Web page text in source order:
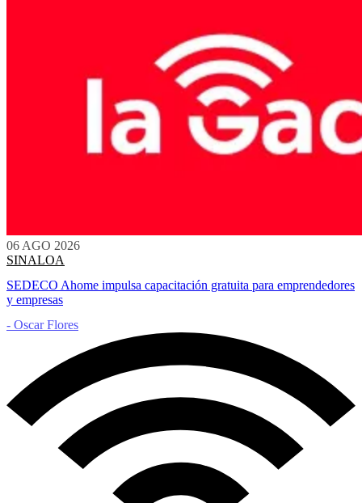
06 AGO 2026
SINALOA
SEDECO Ahome impulsa capacitación gratuita para emprendedores
y empresas
- Oscar Flores